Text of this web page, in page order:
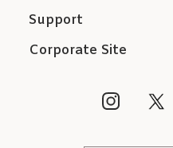
Support
Corporate Site